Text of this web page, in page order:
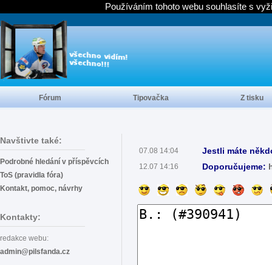
Navštivte také:
Podrobné hledání v příspěvcích
ToS (pravidla fóra)
Kontakt, pomoc, návrhy
Kontakty:
redakce webu:
admin@pilsfanda.cz
07.08 14:04 Jestli máte
12.07 14:16 Doporučujeme:
Fórum Tipovačka Z tisku
Používáním tohoto webu souhlasíte s